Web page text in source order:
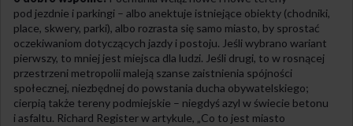
pod jezdnie i parkingi – albo anektuje istniejące obiekty (chodniki,
place, skwery, parki), albo rozrasta się samo miasto, by sprostać
oczekiwaniom dotyczących jazdy i postoju. Jeśli wybrano wariant
pierwszy, to mniej jest miejsca dla ludzi. Jeśli drugi, to w rosnącej
przestrzeni metropolii maleją szanse zaistnienia spójności
społecznej, niezbędnej do powstania ducha obywatelskiego;
cierpią także tereny podmiejskie – niegdyś azyl w świecie betonu
i asfaltu. Richard Register w artykule, „Co to jest miasto